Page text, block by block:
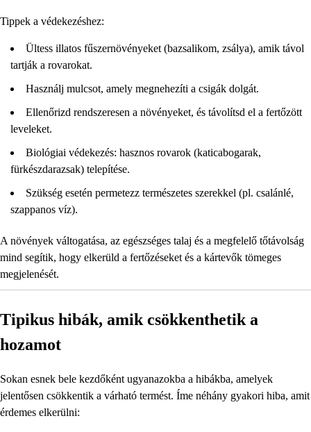
Tippek a védekezéshez:
Ültess illatos fűszernövényeket (bazsalikom, zsálya), amik távol
tartják a rovarokat.
Használj mulcsot, amely megnehezíti a csigák dolgát.
Ellenőrizd rendszeresen a növényeket, és távolítsd el a fertőzött
leveleket.
Biológiai védekezés: hasznos rovarok (katicabogarak,
fürkészdarazsak) telepítése.
Szükség esetén permetezz természetes szerekkel (pl. csalánlé,
szappanos víz).
A növények váltogatása, az egészséges talaj és a megfelelő tőtávolság
mind segítik, hogy elkerüld a fertőzéseket és a kártevők tömeges
megjelenését.
Tipikus hibák, amik csökkenthetik a
hozamot
Sokan esnek bele kezdőként ugyanazokba a hibákba, amelyek
jelentősen csökkentik a várható termést. Íme néhány gyakori hiba, amit
érdemes elkerülni: